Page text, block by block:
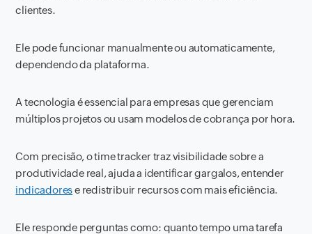
clientes.
Ele pode funcionar manualmente ou automaticamente,
dependendo da plataforma.
A tecnologia é essencial para empresas que gerenciam
múltiplos projetos ou usam modelos de cobrança por hora.
Com precisão, o time tracker traz visibilidade sobre a
produtividade real, ajuda a identificar gargalos, entender
indicadorese redistribuir recursos com mais eficiência.
Ele responde perguntas como: quanto tempo uma tarefa